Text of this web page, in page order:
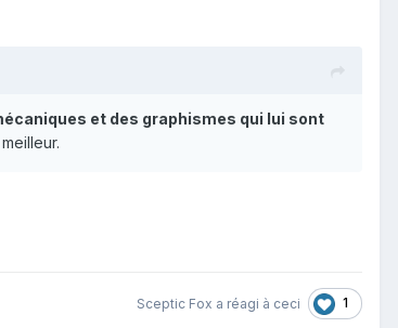
et des graphismes qui lui sont
Sceptic Fox a réagi à ceci 1